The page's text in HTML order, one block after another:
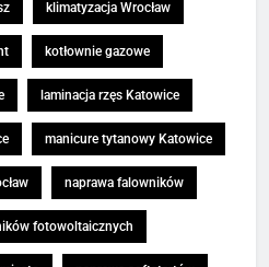
klimatyzacja Wrocław
kotłownie gazowe
laminacja rzęs Katowice
manicure tytanowy Katowice
naprawa falowników
fotowoltaicznych